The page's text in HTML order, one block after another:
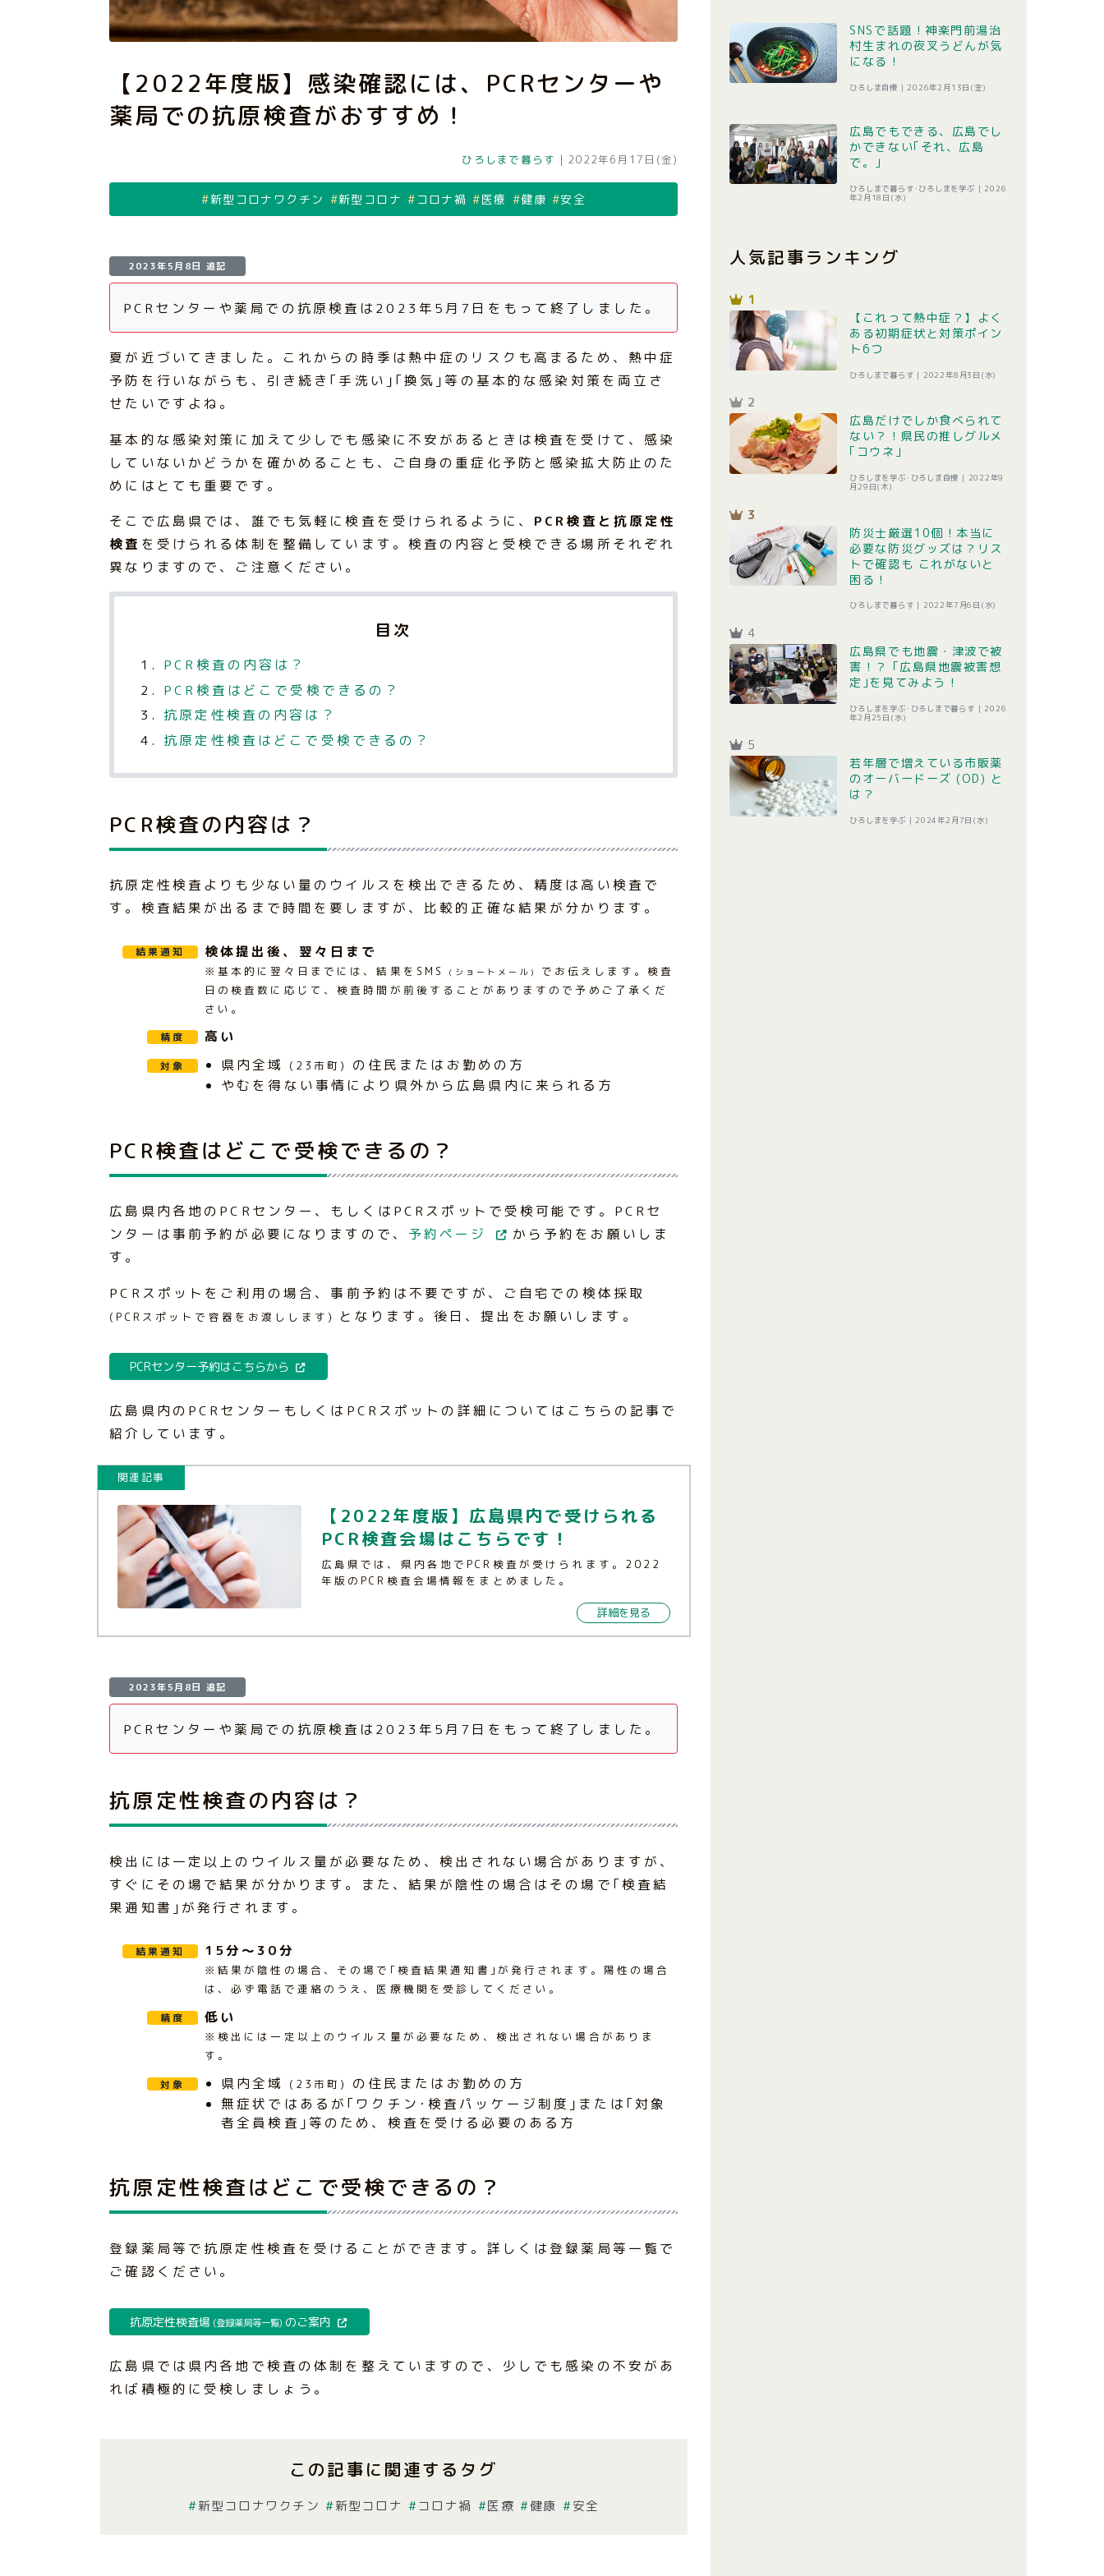
【2022年度版】感染確認には、PCRセンターや
薬局での抗原検査がおすすめ！
ひろしまで暮らす | 2022年6月17日(金)
新型コロナワクチン 新型コロナ コロナ禍 医療 健康 安全
2023年5月8日 追記
PCRセンターや薬局での抗原検査は2023年5月7日をもって終了しました。
夏が近づいてきました。これからの時季は熱中症のリスクも高まるため、熱中症
予防を行いながらも、引き続き｢手洗い｣｢換気｣等の基本的な感染対策を両立さ
せたいですよね。
基本的な感染対策に加えて少しでも感染に不安があるときは検査を受けて、感染
していないかどうかを確かめることも、ご自身の重症化予防と感染拡大防止のた
めにはとても重要です。
そこで広島県では、誰でも気軽に検査を受けられるように、 PCR検査と抗原定性
検査 を受けられる体制を整備しています。検査の内容と受検できる場所それぞれ
異なりますので、ご注意ください。
目次
PCR検査の内容は？
PCR検査はどこで受検できるの？
抗原定性検査の内容は？
抗原定性検査はどこで受検できるの？
PCR検査の内容は？
抗原定性検査よりも少ない量のウイルスを検出できるため、精度は高い検査で
す。検査結果が出るまで時間を要しますが、比較的正確な結果が分かります。
結果通知 検体提出後、翌々日まで
※基本的に翌々日までには、結果をSMS (ショートメール)
でお伝えします。検査
日の検査数に応じて、検査時間が前後することがありますので予めご了承くだ
さい。
精度 高い
対象 県内全域 (23市町) の住民またはお勤めの方
やむを得ない事情により県外から広島県内に来られる方
PCR検査はどこで受検できるの？
広島県内各地のPCRセンター、もしくはPCRスポットで受検可能です。PCRセ
ンターは事前予約が必要になりますので、 予約ページ
から予約をお願いしま
す。
PCRスポットをご利用の場合、事前予約は不要ですが、ご自宅での検体採取
(PCRスポットで容器をお渡しします) となります。後日、提出をお願いします。
PCRセンター予約はこちらから
広島県内のPCRセンターもしくはPCRスポットの詳細についてはこちらの記事で
紹介しています。
【2022年度版】広島県内で受けられる
PCR検査会場はこちらです！
広島県では、県内各地でPCR検査が受けられます。2022
年版のPCR検査会場情報をまとめました。
詳細を見る
関連記事
2023年5月8日 追記
PCRセンターや薬局での抗原検査は2023年5月7日をもって終了しました。
抗原定性検査の内容は？
検出には一定以上のウイルス量が必要なため、検出されない場合がありますが、
すぐにその場で結果が分かります。また、結果が陰性の場合はその場で｢検査結
果通知書｣が発行されます。
結果通知 15分～30分
※結果が陰性の場合、その場で｢検査結果通知書｣が発行されます。陽性の場合
は、必ず電話で連絡のうえ、医療機関を受診してください。
精度 低い
※検出には一定以上のウイルス量が必要なため、検出されない場合がありま
す。
対象 県内全域 (23市町) の住民またはお勤めの方
無症状ではあるが｢ワクチン･検査パッケージ制度｣または｢対象
者全員検査｣等のため、検査を受ける必要のある方
抗原定性検査はどこで受検できるの？
登録薬局等で抗原定性検査を受けることができます。詳しくは登録薬局等一覧で
ご確認ください。
抗原定性検査場 (登録薬局等一覧) のご案内
広島県では県内各地で検査の体制を整えていますので、少しでも感染の不安があ
れば積極的に受検しましょう。
この記事に関連するタグ
新型コロナワクチン 新型コロナ コロナ禍 医療 健康 安全
SNSで話題！神楽門前湯治
村生まれの夜叉うどんが気
になる！
ひろしま自慢 | 2026年2月13日(金)
広島でもできる、広島でし
かできない｢それ、広島
で。｣
ひろしまで暮らす･ひろしまを学ぶ | 2026
年2月18日(水)
人気記事ランキング
1
【これって熱中症？】よく
ある初期症状と対策ポイン
ト6つ
ひろしまで暮らす | 2022年8月3日(水)
2
広島だけでしか食べられて
ない？！県民の推しグルメ
｢コウネ｣
ひろしまを学ぶ･ひろしま自慢 | 2022年9
月29日(木)
3
防災士厳選10個！本当に
必要な防災グッズは？リス
トで確認も これがないと
困る！
ひろしまで暮らす | 2022年7月6日(水)
4
広島県でも地震・津波で被
害！？ ｢広島県地震被害想
定｣を見てみよう！
ひろしまを学ぶ･ひろしまで暮らす | 2026
年2月25日(水)
5
若年層で増えている市販薬
のオーバードーズ (OD) と
は？
ひろしまを学ぶ | 2024年2月7日(水)